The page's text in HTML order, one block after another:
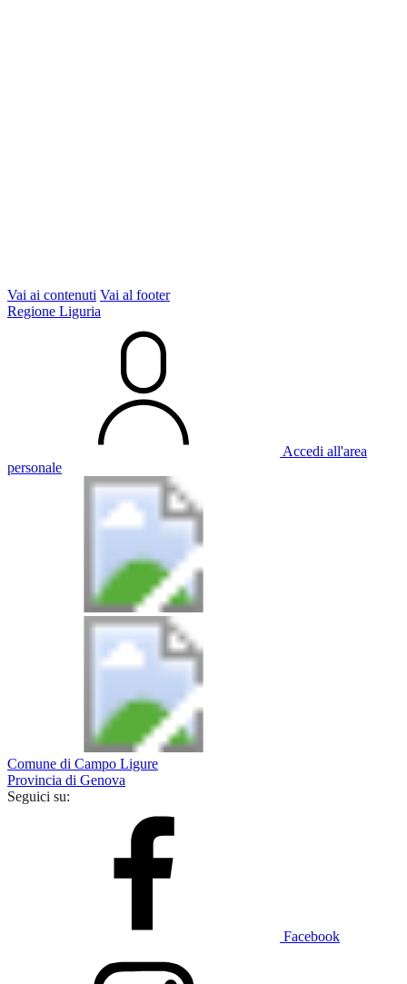
Vai ai contenuti Vai al footer
Regione Liguria
Accedi all'area
personale
Comune di Campo Ligure
Provincia di Genova
Seguici su:
Facebook